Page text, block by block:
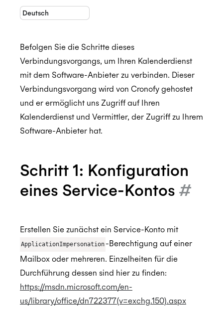
Enterprise Connect - Leitfaden für
Systemadministratoren
Free/Busy Calendar Access Mode
Microsoft resource calendars
Limit Cronofy's access
Limit Cronofy's access by Role-Based Access
Control (RBAC)
Resources and Room Lists
Enterprise Connect für Exchange und Office
365
Configuring a Service account
Setting up Application Impersonation
Restricting access to just Calendar folders
Controlling Impersonation access with
Distribution Groups
How to configure Mailbox Auditing
Testing the Configuration
Configuring Access To Microsoft Teams
Enterprise Connect für Google Workspace
Befolgen Sie die Schritte dieses
Verbindungsvorgangs, um Ihren Kalenderdienst
mit dem Software-Anbieter zu verbinden. Dieser
Verbindungsvorgang wird von Cronofy gehostet
und er ermöglicht uns Zugriff auf Ihren
Kalenderdienst und Vermittler, der Zugriff zu Ihrem
Software-Anbieter hat.
Schritt 1: Konfiguration
eines Service-Kontos #
Erstellen Sie zunächst ein Service-Konto mit
ApplicationImpersonation -Berechtigung auf einer
Mailbox oder mehreren. Einzelheiten für die
Durchführung dessen sind hier zu finden:
https://msdn.microsoft.com/en-
us/library/office/dn722377(v=exchg.150).aspx